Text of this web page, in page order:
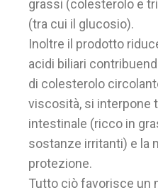
grassi (colesterolo e
(tra cui il glucosio).
Inoltre il prodotto
acidi biliari
di colesterolo
viscosità, si interpone
intestinale (ricco in
sostanze irritanti) e la
protezione.
Tutto ciò favorisce un